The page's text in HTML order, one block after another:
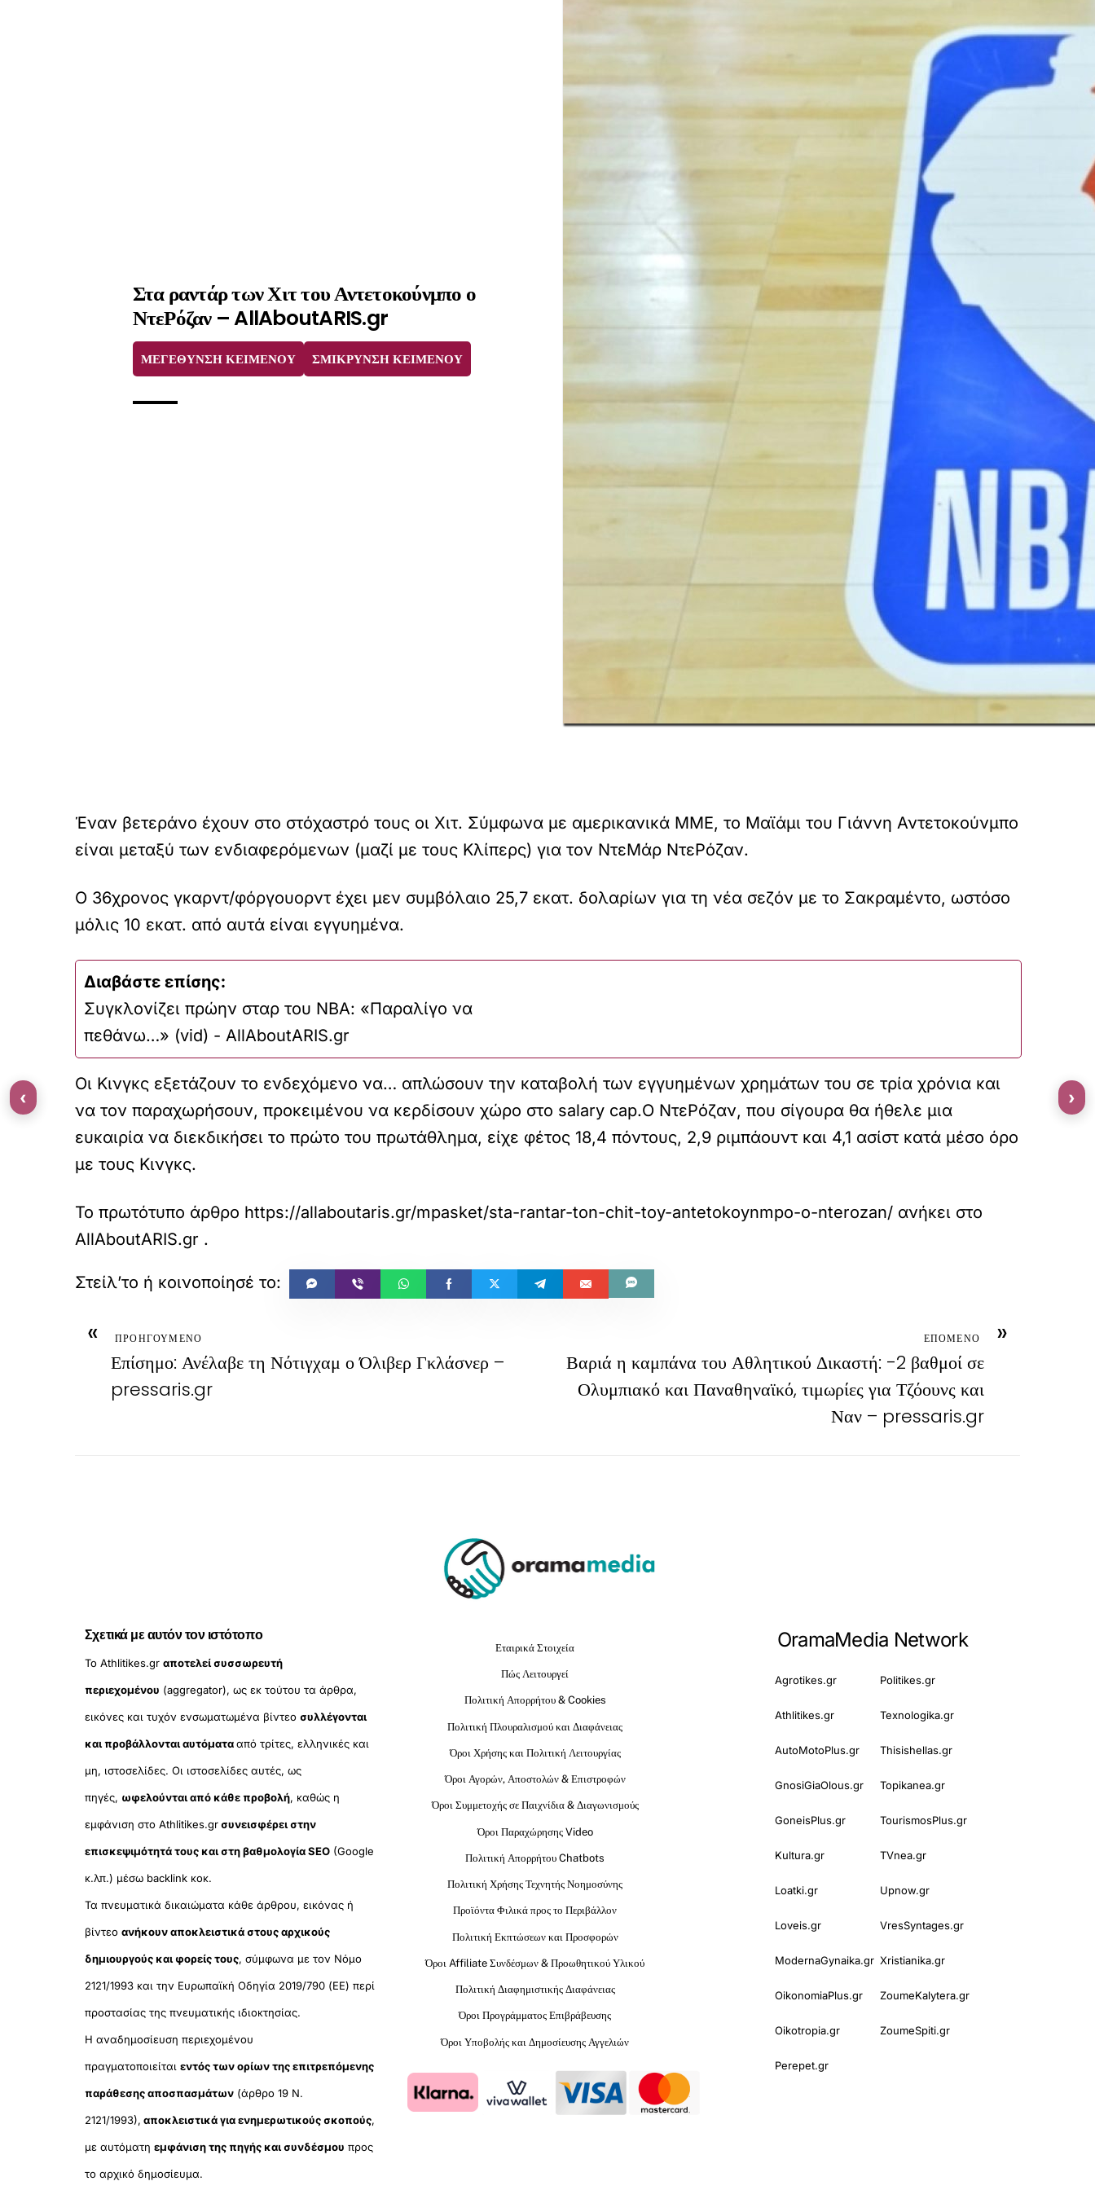
Στα ραντάρ των Χιτ του Αντετοκούνμπο ο
ΝτεΡόζαν – AllAboutARIS.gr
ΜΕΓΕΘΥΝΣΗ ΚΕΙΜΕΝΟΥ ΣΜΙΚΡΥΝΣΗ ΚΕΙΜΕΝΟΥ
Έναν βετεράνο έχουν στο στόχαστρό τους οι Χιτ. Σύμφωνα με αμερικανικά ΜΜΕ, το Μαϊάμι του Γιάννη Αντετοκούνμπο
είναι μεταξύ των ενδιαφερόμενων (μαζί με τους Κλίπερς) για τον ΝτεΜάρ ΝτεΡόζαν.
Ο 36χρονος γκαρντ/φόργουορντ έχει μεν συμβόλαιο 25,7 εκατ. δολαρίων για τη νέα σεζόν με το Σακραμέντο, ωστόσο
μόλις 10 εκατ. από αυτά είναι εγγυημένα.
Διαβάστε επίσης:
Συγκλονίζει πρώην σταρ του ΝΒΑ: «Παραλίγο να
πεθάνω…» (vid) - AllAboutARIS.gr
Οι Κινγκς εξετάζουν το ενδεχόμενο να… απλώσουν την καταβολή των εγγυημένων χρημάτων του σε τρία χρόνια και
να τον παραχωρήσουν, προκειμένου να κερδίσουν χώρο στο salary cap.Ο ΝτεΡόζαν, που σίγουρα θα ήθελε μια
ευκαιρία να διεκδικήσει το πρώτο του πρωτάθλημα, είχε φέτος 18,4 πόντους, 2,9 ριμπάουντ και 4,1 ασίστ κατά μέσο όρο
με τους Κινγκς.
Το πρωτότυπο άρθρο https://allaboutaris.gr/mpasket/sta-rantar-ton-chit-toy-antetokoynmpo-o-nterozan/ ανήκει στο
AllAboutARIS.gr .
« ΠΡΟΗΓΟΥΜΕΝΟ
Επίσημο: Ανέλαβε τη Νότιγχαμ ο Όλιβερ Γκλάσνερ –
pressaris.gr
»
ΕΠΟΜΕΝΟ
Βαριά η καμπάνα του Αθλητικού Δικαστή: -2 βαθμοί σε
Ολυμπιακό και Παναθηναϊκό, τιμωρίες για Τζόουνς και
Ναν – pressaris.gr
Σχετικά με αυτόν τον ιστότοπο
Το Athlitikes.gr αποτελεί συσσωρευτή
περιεχομένου (aggregator), ως εκ τούτου τα άρθρα,
εικόνες και τυχόν ενσωματωμένα βίντεο συλλέγονται
και προβάλλονται αυτόματααπό τρίτες, ελληνικές και
μη, ιστοσελίδες. Οι ιστοσελίδες αυτές, ως
πηγές, ωφελούνται από κάθε προβολή, καθώς η
εμφάνιση στο Athlitikes.grσυνεισφέρει στην
επισκεψιμότητά τους και στη βαθμολογία SEO(Google
κ.λπ.) μέσω backlink κοκ.
Τα πνευματικά δικαιώματα κάθε άρθρου, εικόνας ή
βίντεο ανήκουν αποκλειστικά στους αρχικούς
δημιουργούς και φορείς τους, σύμφωνα με τον Νόμο
2121/1993 και την Ευρωπαϊκή Οδηγία 2019/790 (ΕΕ) περί
προστασίας της πνευματικής ιδιοκτησίας.
Η αναδημοσίευση περιεχομένου
πραγματοποιείται εντός των ορίων της επιτρεπόμενης
παράθεσης αποσπασμάτων(άρθρο 19 Ν.
2121/1993), αποκλειστικά για ενημερωτικούς σκοπούς,
με αυτόματη εμφάνιση της πηγής και συνδέσμου προς
το αρχικό δημοσίευμα.
Εταιρικά Στοιχεία
Πώς Λειτουργεί
Πολιτική Απορρήτου & Cookies
Πολιτική Πλουραλισμού και Διαφάνειας
Όροι Χρήσης και Πολιτική Λειτουργίας
Όροι Αγορών, Αποστολών & Επιστροφών
Όροι Συμμετοχής σε Παιχνίδια & Διαγωνισμούς
Όροι Παραχώρησης Video
Πολιτική Απορρήτου Chatbots
Πολιτική Χρήσης Τεχνητής Νοημοσύνης
Προϊόντα Φιλικά προς το Περιβάλλον
Πολιτική Εκπτώσεων και Προσφορών
Όροι Affiliate Συνδέσμων & Προωθητικού Υλικού
Πολιτική Διαφημιστικής Διαφάνειας
Όροι Προγράμματος Επιβράβευσης
Όροι Υποβολής και Δημοσίευσης Αγγελιών
OramaMedia Network
Agrotikes.gr Politikes.gr
Athlitikes.gr Texnologika.gr
AutoMotoPlus.gr Thisishellas.gr
GnosiGiaOlous.gr Topikanea.gr
GoneisPlus.gr TourismosPlus.gr
Kultura.gr TVnea.gr
Loatki.gr Upnow.gr
Loveis.gr VresSyntages.gr
ModernaGynaika.gr Xristianika.gr
OikonomiaPlus.gr ZoumeKalytera.gr
Oikotropia.gr ZoumeSpiti.gr
Perepet.gr
‹ ›